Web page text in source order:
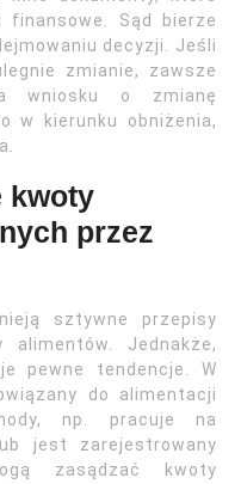
Sąd bierze
decyzji. Jeśli
zmianie, zawsze
wniosku o zmianę
w kierunku obniżenia,
kwoty
przez
sztywne przepisy
alimentów. Jednakże,
pewne tendencje. W
do alimentacji
np. pracuje na
jest zarejestrowany
zasądzać kwoty